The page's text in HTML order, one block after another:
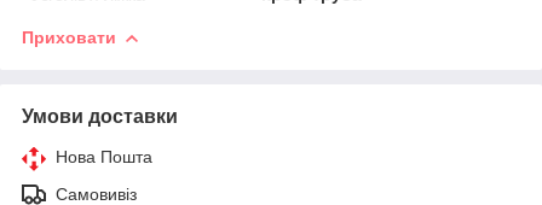
Приховати
Умови доставки
Нова Пошта
Самовивіз